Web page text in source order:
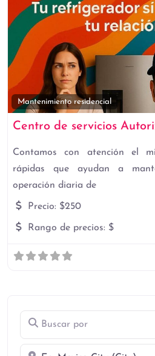
Buscar por
Cerca
Mantenimiento residencial
Centro de servicios
Contamos con atención el
rápidas que ayudan a
operación diaria de
Precio: $250
Rango de precios: $